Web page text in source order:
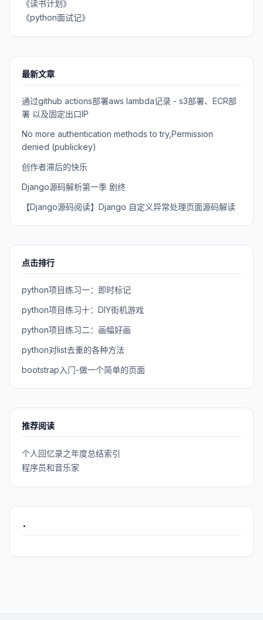
《读书计划》
《python面试记》
最新文章
通过github actions部署aws lambda记录 - s3部署、ECR部
署 以及固定出口IP
No more authentication methods to try,Permission
denied (publickey)
创作者滞后的快乐
Django源码解析第一季 剧终
【Django源码阅读】Django 自定义异常处理页面源码解读
点击排行
python项目练习一：即时标记
python项目练习十：DIY街机游戏
python项目练习二：画幅好画
python对list去重的各种方法
bootstrap入门-做一个简单的页面
推荐阅读
个人回忆录之年度总结索引
程序员和音乐家
.